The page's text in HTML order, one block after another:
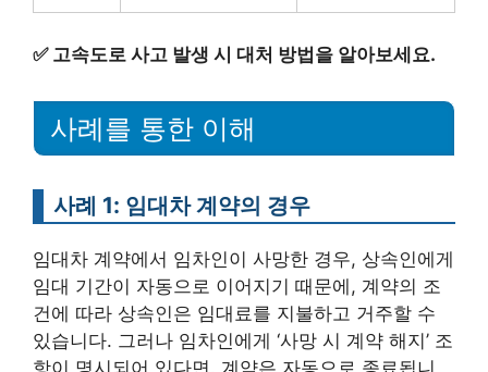
✅ 고속도로 사고 발생 시 대처 방법을 알아보세요.
사례를 통한 이해
사례 1: 임대차 계약의 경우
임대차 계약에서 임차인이 사망한 경우, 상속인에게
임대 기간이 자동으로 이어지기 때문에, 계약의 조
건에 따라 상속인은 임대료를 지불하고 거주할 수
있습니다. 그러나 임차인에게 ‘사망 시 계약 해지’ 조
항이 명시되어 있다면, 계약은 자동으로 종료됩니